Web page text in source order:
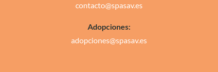
contacto@spasav.es
Adopciones:
adopciones@spasav.es